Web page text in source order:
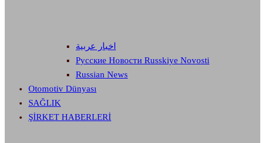
اخبار عربية
Русские Новости Russkiye Novosti
Russian News
Otomotiv Dünyası
SAĞLIK
ŞİRKET HABERLERİ